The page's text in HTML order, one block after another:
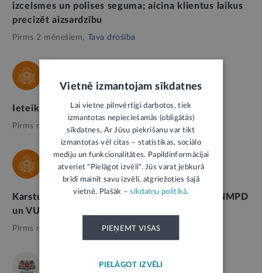
izcelsmes un polises seguma; aicina klientus laikus
precizēt aizsardzību
Pirms 2 mēnešiem, Tava drošība
Ieteikts nepeldēties Saldus ezerā
Pirms nedēļas, Tava drošība
NMPD
Karstums var apdraudēt veselību un dzīvību: NMPD
un VUGD aicina iedzīvotājus rīkoties atbildīgi
Pirms mēneša, Tava drošība
RĪGAS DOME
Vietnē izmantojam sīkdatnes
Lai vietne pilnvērtīgi darbotos, tiek
izmantotas nepieciešamās (obligātās)
sīkdatnes. Ar Jūsu piekrišanu var tikt
izmantotas vēl citas – statistikas, sociālo
mediju un funkcionalitātes. Papildinformācijai
atveriet "Pielāgot izvēli". Jūs varat jebkurā
brīdī mainīt savu izvēli, atgriežoties šajā
vietnē. Plašāk –sīkdatņu politikā.
PIEŅEMT VISAS
PIELĀGOT IZVĒLI